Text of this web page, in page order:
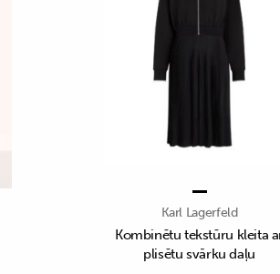
Karl Lagerfeld
Kombinētu tekstūru kleita
plisētu svārku daļu